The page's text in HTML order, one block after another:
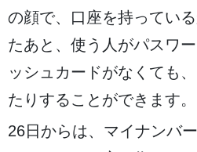
の顔で、 口座を持ってい
たあと、 使う 人 がパスワ
ッシュカードがなくても
たりすることができます。
26日からは、マイナンバ